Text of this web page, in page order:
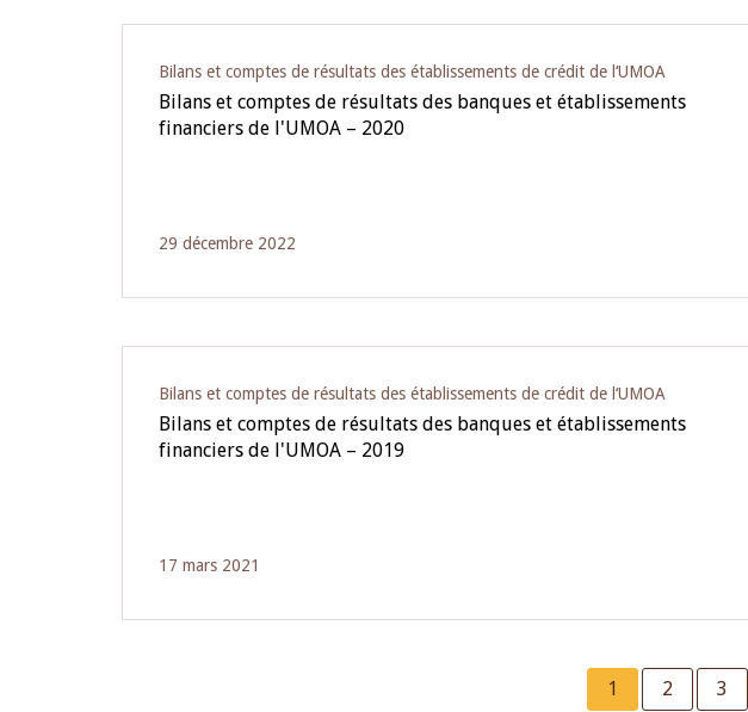
Bilans et comptes de résultats des établissements de crédit de l‘UMOA
Bilans et comptes de résultats des banques et établissements
financiers de l'UMOA – 2020
29 décembre 2022
Bilans et comptes de résultats des établissements de crédit de l‘UMOA
Bilans et comptes de résultats des banques et établissements
financiers de l'UMOA – 2019
17 mars 2021
Current
1 Page
2 Page
3